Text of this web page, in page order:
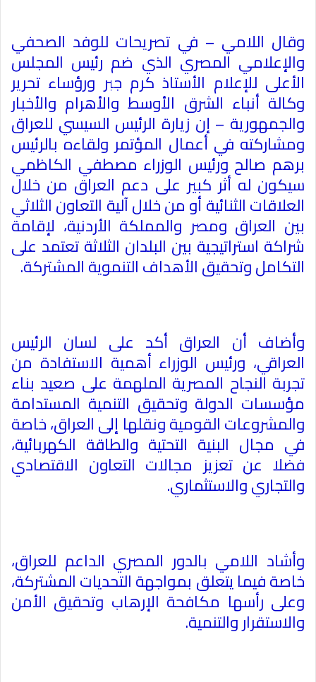
وقال اللامي – في تصريحات للوفد الصحفي
والإعلامي المصري الذي ضم رئيس المجلس
الأعلى للإعلام الأستاذ كرم جبر ورؤساء تحرير
وكالة أنباء الشرق الأوسط والأهرام والأخبار
والجمهورية – إن زيارة الرئيس السيسي للعراق
ومشاركته في أعمال المؤتمر ولقاءه بالرئيس
برهم صالح ورئيس الوزراء مصطفي الكاظمي
سيكون له أثر كبير على دعم العراق من خلال
العلاقات الثنائية أو من خلال آلية التعاون الثلاثي
بين العراق ومصر والمملكة الأردنية، لإقامة
شراكة استراتيجية بين البلدان الثلاثة تعتمد على
التكامل وتحقيق الأهداف التنموية المشتركة.
وأضاف أن العراق أكد على لسان الرئيس
العراقي، ورئيس الوزراء أهمية الاستفادة من
تجربة النجاح المصرية الملهمة على صعيد بناء
مؤسسات الدولة وتحقيق التنمية المستدامة
والمشروعات القومية ونقلها إلى العراق، خاصة
في مجال البنية التحتية والطاقة الكهربائية،
فضلا عن تعزيز مجالات التعاون الاقتصادي
والتجاري والاستثماري.
وأشاد اللامي بالدور المصري الداعم للعراق،
خاصة فيما يتعلق بمواجهة التحديات المشتركة،
وعلى رأسها مكافحة الإرهاب وتحقيق الأمن
والاستقرار والتنمية.